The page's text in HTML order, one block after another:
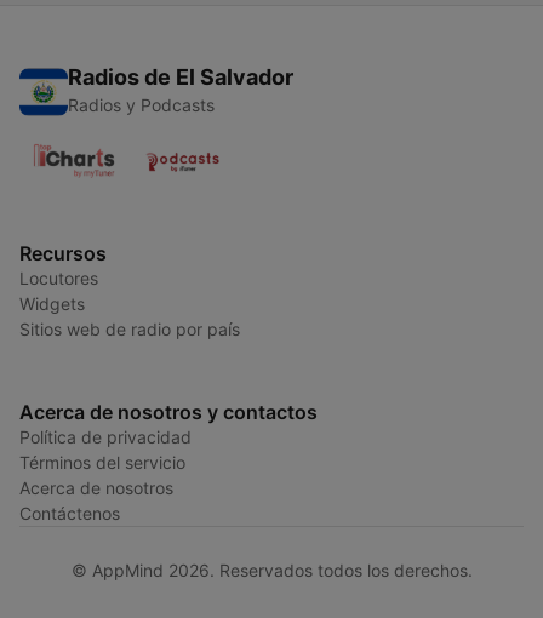
Radios de El Salvador
Radios y Podcasts
Recursos
Locutores
Widgets
Sitios web de radio por país
Acerca de nosotros y contactos
Política de privacidad
Términos del servicio
Acerca de nosotros
Contáctenos
© AppMind 2026. Reservados todos los derechos.